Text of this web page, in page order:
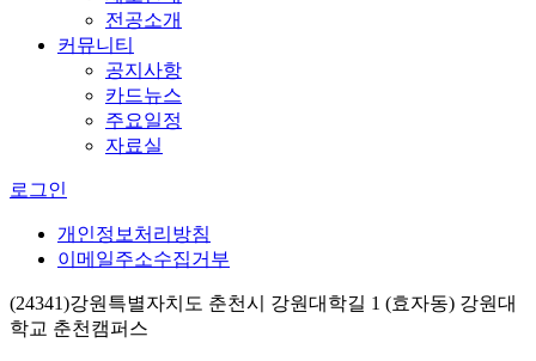
전공소개
커뮤니티
공지사항
카드뉴스
주요일정
자료실
로그인
개인정보처리방침
이메일주소수집거부
(24341)강원특별자치도 춘천시 강원대학길 1 (효자동) 강원대
학교 춘천캠퍼스